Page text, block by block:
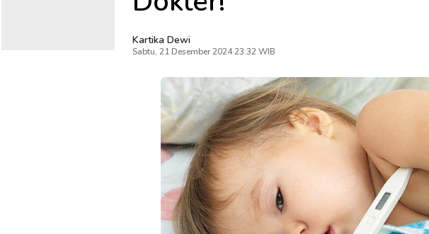
Kartika Dewi
Sabtu, 21 Desember 2024 23:32 WIB